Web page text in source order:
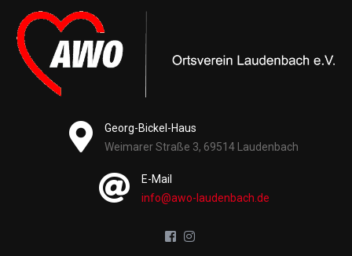
Georg-Bickel-Haus
Weimarer Straße 3, 69514 Laudenbach
E-Mail
info@awo-laudenbach.de